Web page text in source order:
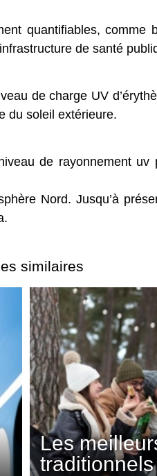
quantifiables, comme
de santé
de charge UV
du soleil extérieure.
de rayonnement
Nord. Jusqu’à
similaires
Les